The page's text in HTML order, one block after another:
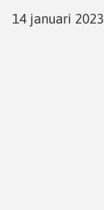
14 januari 2023